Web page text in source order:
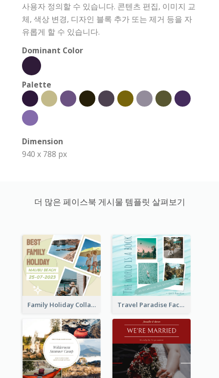
사용자 정의할 수 있습니다. 콘텐츠 편집, 이미지 교
체, 색상 변경, 디자인 블록 추가 또는 제거 등을 자
유롭게 할 수 있습니다.
Dominant Color
Palette
Dimension
940 x 788 px
더 많은 페이스북 게시물 템플릿 살펴보기
Family Holiday Collage Facebook Post Travel Paradise Facebook Post